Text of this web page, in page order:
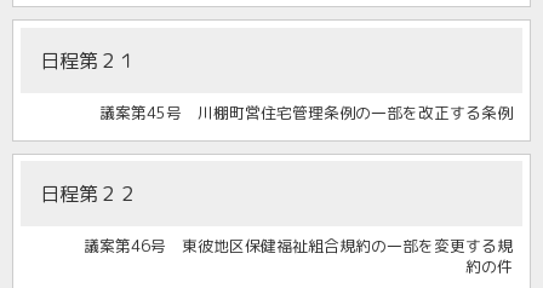
日程第２１
議案第45号 川棚町営住宅管理条例の一部を改正する条例
日程第２２
議案第46号 東彼地区保健福祉組合規約の一部を変更する規
約の件